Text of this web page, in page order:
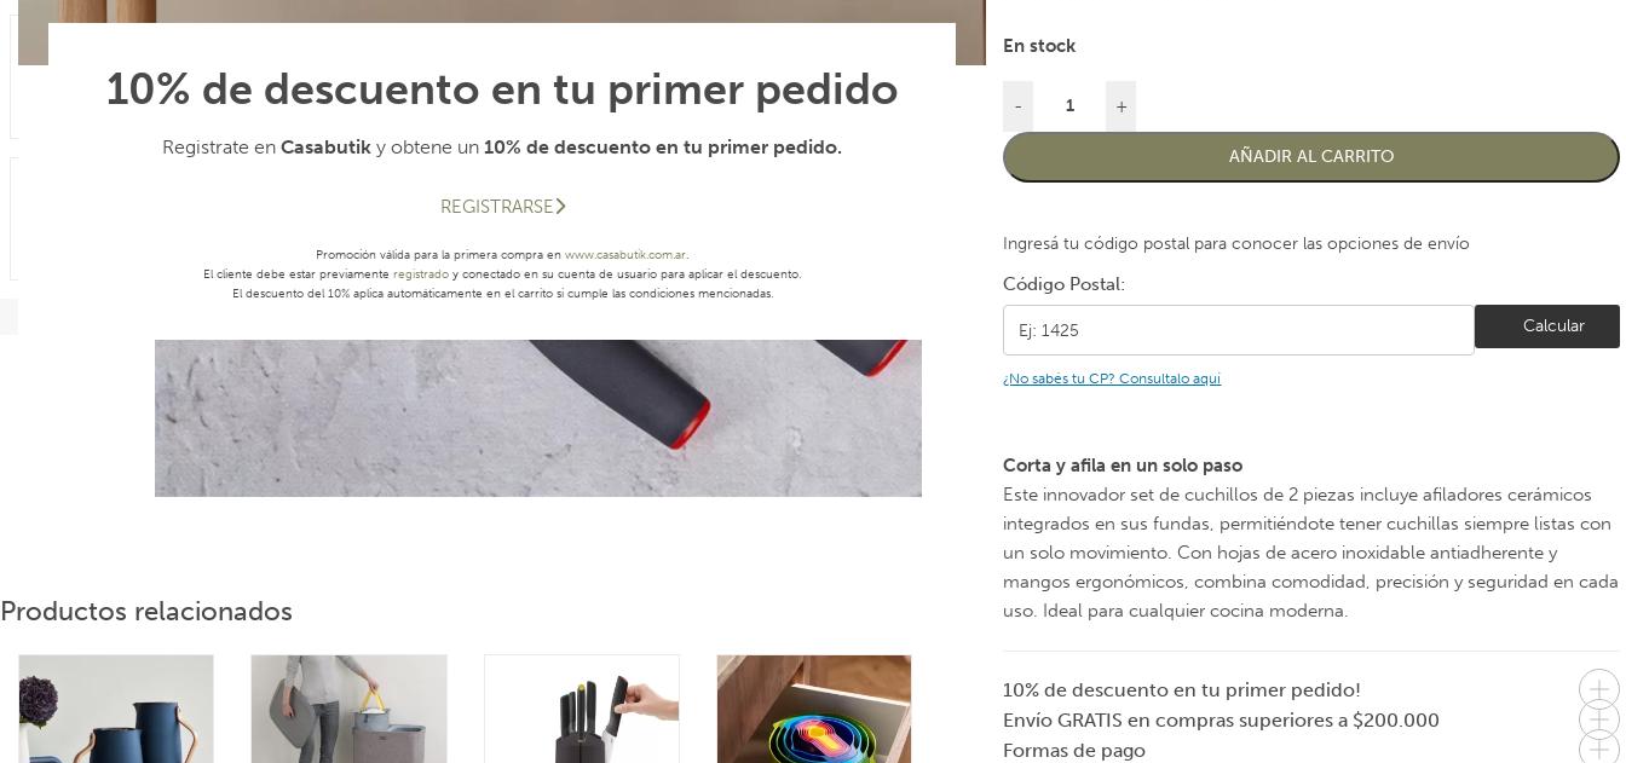
10% de descuento en tu primer pedido
Registrate en Casabutik y obtene un 10% de descuento en tu primer pedido.
REGISTRARSE
Promoción válida para la primera compra en www.casabutik.com.ar.
El cliente debe estar previamente registrado y conectado en su cuenta de usuario para aplicar el descuento.
El descuento del 10% aplica automáticamente en el carrito si cumple las condiciones mencionadas.
Productos relacionados
En stock
- +
AÑADIR AL CARRITO
Ingresá tu código postal para conocer las opciones de envío
Código Postal:
Calcular
¿No sabés tu CP? Consultalo aquí
Corta y afila en un solo paso
Este innovador set de cuchillos de 2 piezas incluye afiladores cerámicos
integrados en sus fundas, permitiéndote tener cuchillas siempre listas con
un solo movimiento. Con hojas de acero inoxidable antiadherente y
mangos ergonómicos, combina comodidad, precisión y seguridad en cada
uso. Ideal para cualquier cocina moderna.
10% de descuento en tu primer pedido!
Envío GRATIS en compras superiores a $200.000
Formas de pago